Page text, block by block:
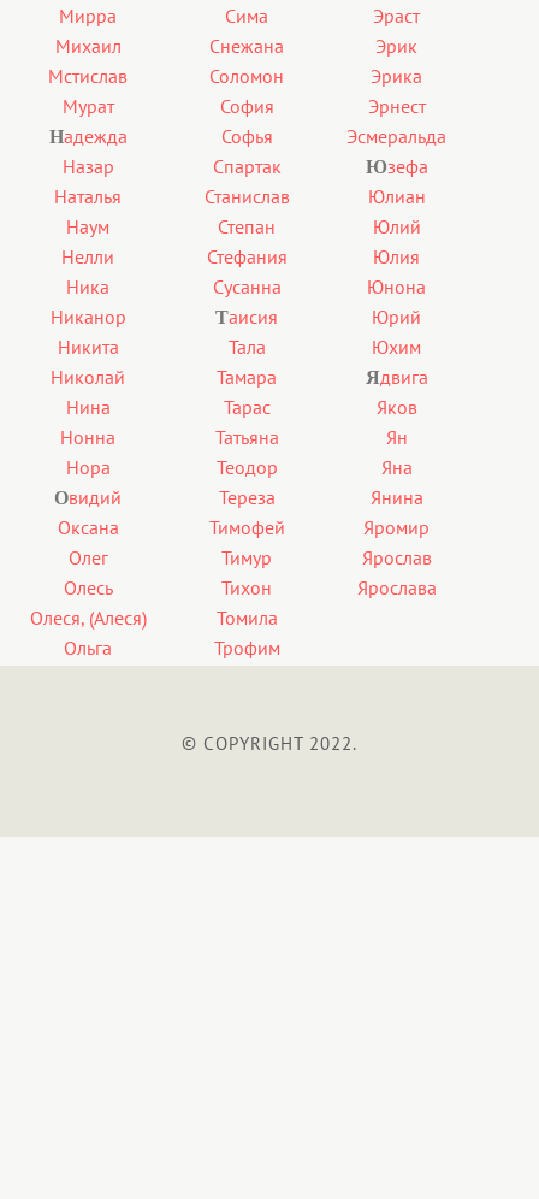
Мирра
Михаил
Мстислав
Мурат
Надежда
Назар
Наталья
Наум
Нелли
Ника
Никанор
Никита
Николай
Нина
Нонна
Нора
Овидий
Оксана
Олег
Олесь
Олеся, (Алеся)
Ольга
Сима
Снежана
Соломон
София
Софья
Спартак
Станислав
Степан
Стефания
Сусанна
Таисия
Тала
Тамара
Тарас
Татьяна
Теодор
Тереза
Тимофей
Тимур
Тихон
Томила
Трофим
Эраст
Эрик
Эрика
Эрнест
Эсмеральда
Юзефа
Юлиан
Юлий
Юлия
Юнона
Юрий
Юхим
Ядвига
Яков
Ян
Яна
Янина
Яромир
Ярослав
Ярослава
© COPYRIGHT 2022.